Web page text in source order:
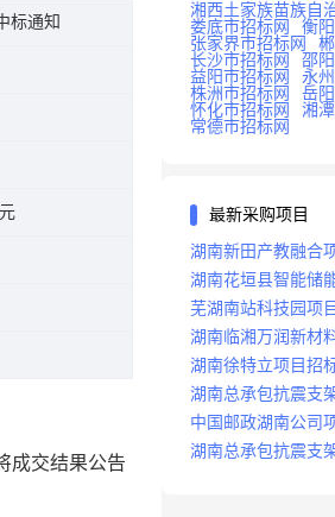
标通知
成交结果公告
湘西土家族苗族自
娄底市招标网
衡
张家界市招标网
长沙市招标网
邵
益阳市招标网
永
株洲市招标网
岳
怀化市招标网
湘
常德市招标网
最新采购项目
湖南新田产教融合
湖南花垣县智能储
芜湖南站科技园项
湖南临湘万润新材
湖南徐特立项目招
湖南总承包抗震支
中国邮政湖南公司
湖南总承包抗震支